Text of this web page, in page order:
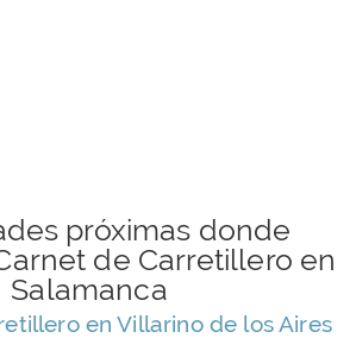
próximas donde
de Carretillero en
Salamanca
en Villarino de los Aires